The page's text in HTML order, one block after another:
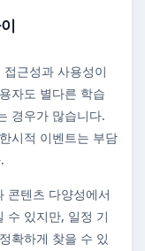
근성과 사용성이
자도 별다른 학습
경우가 많습니다.
시적 이벤트는 부담
콘텐츠 다양성에서
수 있지만, 일정 기
확하게 찾을 수 있